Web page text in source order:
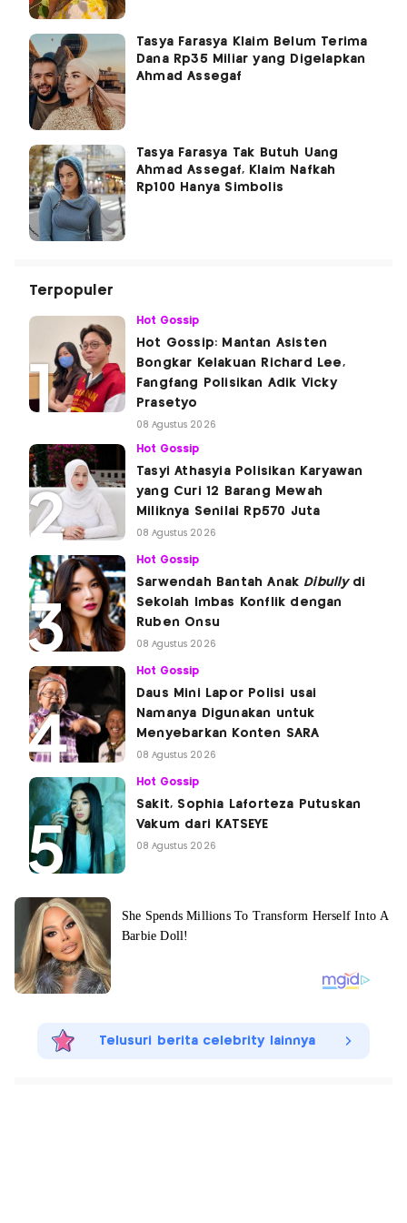
Tasya Farasya Klaim Belum Terima
Dana Rp35 Miliar yang Digelapkan
Ahmad Assegaf
Tasya Farasya Tak Butuh Uang
Ahmad Assegaf, Klaim Nafkah
Rp100 Hanya Simbolis
Terpopuler
Hot Gossip
Hot Gossip: Mantan Asisten
Bongkar Kelakuan Richard Lee,
Fangfang Polisikan Adik Vicky
Prasetyo
08 Agustus 2026
Hot Gossip
Tasyi Athasyia Polisikan Karyawan
yang Curi 12 Barang Mewah
Miliknya Senilai Rp570 Juta
08 Agustus 2026
Hot Gossip
Sarwendah Bantah Anak Dibullydi
Sekolah Imbas Konflik dengan
Ruben Onsu
08 Agustus 2026
Hot Gossip
Daus Mini Lapor Polisi usai
Namanya Digunakan untuk
Menyebarkan Konten SARA
08 Agustus 2026
Hot Gossip
Sakit, Sophia Laforteza Putuskan
Vakum dari KATSEYE
08 Agustus 2026
Telusuri berita celebrity lainnya